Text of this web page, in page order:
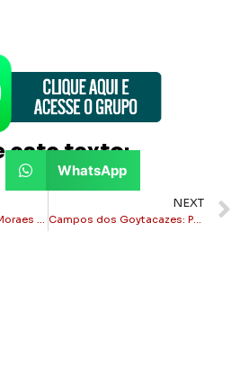
este texto:
WhatsApp
Brasil: Alexandre de Moraes autoriza prisão domiciliar de Jair Bolsonaro por 90 dias
NEXT
Campos dos Goytacazes: Prefeitura lança festival de ruas enfeitadas para a Copa do Mundo